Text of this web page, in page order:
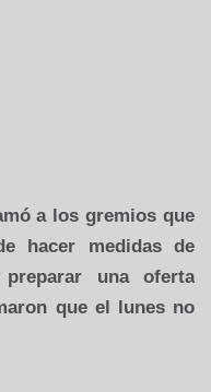
a los gremios que
hacer medidas de
una oferta
que el lunes no